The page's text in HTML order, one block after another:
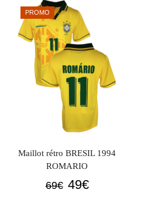
PROMO
Maillot rétro BRESIL 1994
ROMARIO
69€ Le
49€Le